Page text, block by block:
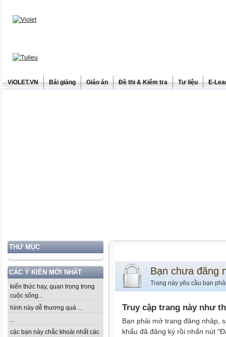
ViOLET.VN Bài giảng Giáo án Đề thi & Kiểm tra Tư liệu E-
THƯ MỤC
CÁC Ý KIẾN MỚI NHẤT
kiến thức hay, quan trọng trong
cuộc sống...
hình này dễ thương quá ...
...
các bạn này chắc khoái nhất các
Bạn chưa đăng
Trang này yêu cầu bạn
Truy cập trang này như
Bạn phải mở trang đăng nhập,
khẩu đã đăng ký rồi nhấn nút